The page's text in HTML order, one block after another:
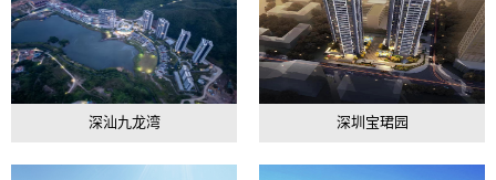
深汕九龙湾 深圳宝珺园